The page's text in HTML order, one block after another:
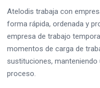
Atelodis trabaja con
forma rápida, ordenada y
empresa de trabajo
momentos de carga de
sustituciones,
proceso.